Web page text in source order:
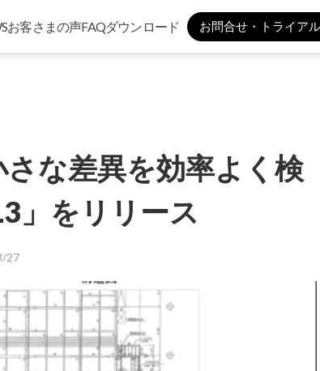
な差異を効率よく検
」をリリース
27
お客さまの声FAQダウンロード お問合せ・トライアル